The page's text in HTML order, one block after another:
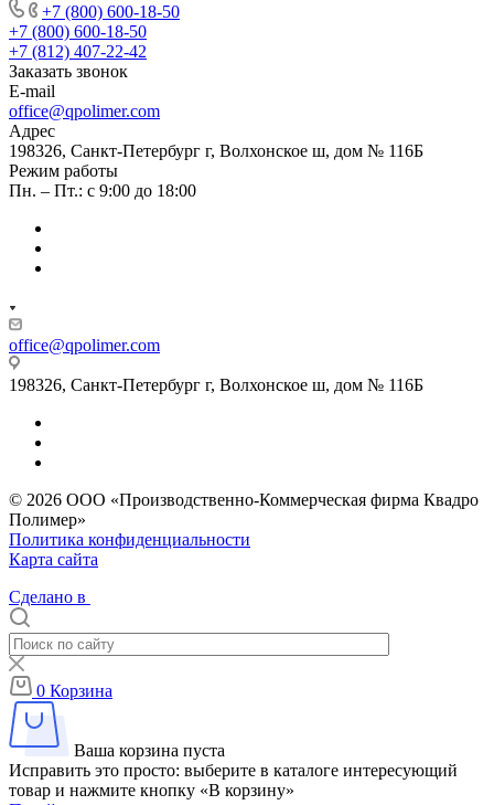
+7 (800) 600-18-50
+7 (800) 600-18-50
+7 (812) 407-22-42
Заказать звонок
E-mail
office@qpolimer.com
Адрес
198326, Санкт-Петербург г, Волхонское ш, дом № 116Б
Режим работы
Пн. – Пт.: с 9:00 до 18:00
office@qpolimer.com
198326, Санкт-Петербург г, Волхонское ш, дом № 116Б
© 2026 ООО «Производственно-Коммерческая фирма Квадро
Полимер»
Политика конфиденциальности
Карта сайта
Сделано в
0 Корзина
Ваша корзина пуста
Исправить это просто: выберите в каталоге интересующий
товар и нажмите кнопку «В корзину»